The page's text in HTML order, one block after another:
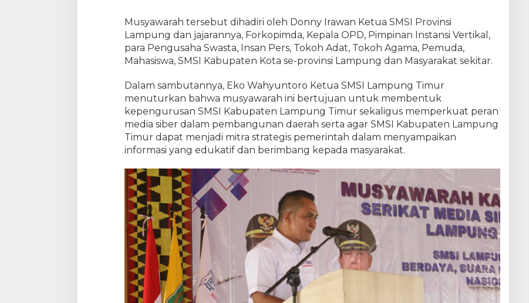
Musyawarah tersebut dihadiri oleh Donny Irawan Ketua SMSI Provinsi
Lampung dan jajarannya, Forkopimda, Kepala OPD, Pimpinan Instansi Vertikal,
para Pengusaha Swasta, Insan Pers, Tokoh Adat, Tokoh Agama, Pemuda,
Mahasiswa, SMSI Kabupaten Kota se-provinsi Lampung dan Masyarakat sekitar.
Dalam sambutannya, Eko Wahyuntoro Ketua SMSI Lampung Timur
menuturkan bahwa musyawarah ini bertujuan untuk membentuk
kepengurusan SMSI Kabupaten Lampung Timur sekaligus memperkuat peran
media siber dalam pembangunan daerah serta agar SMSI Kabupaten Lampung
Timur dapat menjadi mitra strategis pemerintah dalam menyampaikan
informasi yang edukatif dan berimbang kepada masyarakat.